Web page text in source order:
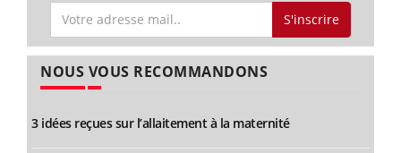
S'inscrire
NOUS VOUS RECOMMANDONS
3 idées reçues sur l’allaitement à la maternité